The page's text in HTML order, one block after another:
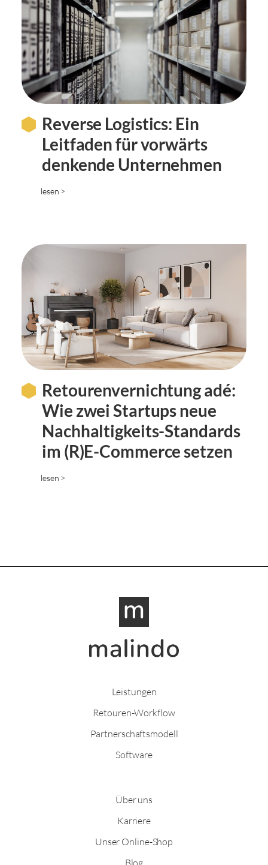
Reverse Logistics: Ein
Leitfaden für vorwärts
denkende Unternehmen
lesen >
Retourenvernichtung adé:
Wie zwei Startups neue
Nachhaltigkeits-Standards
im (R)E-Commerce setzen
lesen >
Leistungen
Retouren-Workflow
Partnerschaftsmodell
Software
Über uns
Karriere
Unser Online-Shop
Blog